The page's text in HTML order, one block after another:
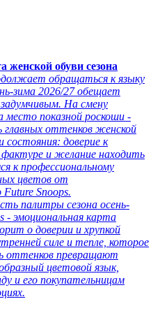
женской обуви сезона
обращаться к языку
зима 2026/27 обещает
На смену
место показной роскоши -
оттенков женской
доверие к
и желание находить
к профессиональному
цветов от
Snoops.
палитры сезона осень-
- эмоциональная карта
о доверии и хрупкой
силе и тепле, которое
оттенков превращают
цветовой язык,
и его покупательницам